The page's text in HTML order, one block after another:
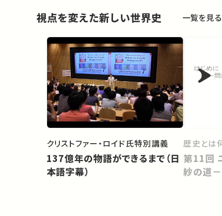
視点を変えた新しい世界史 一覧を見る
クリストファー・ロイド氏特別講義
137億年の物語ができるまで（日
本語字幕）
歴史とは
第11回 ユーラシア東西交易と更
紗の道